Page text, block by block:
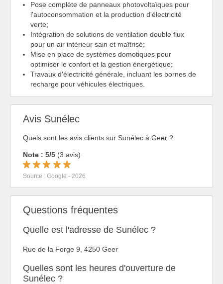
Pose complète de panneaux photovoltaïques pour
l'autoconsommation et la production d'électricité
verte;
Intégration de solutions de ventilation double flux
pour un air intérieur sain et maîtrisé;
Mise en place de systèmes domotiques pour
optimiser le confort et la gestion énergétique;
Travaux d'électricité générale, incluant les bornes de
recharge pour véhicules électriques.
Avis Sunélec
Quels sont les avis clients sur Sunélec à Geer ?
Note : 5/5 (3 avis)
Source : Google - 2026
Questions fréquentes
Quelle est l'adresse de Sunélec ?
Rue de la Forge 9, 4250 Geer
Quelles sont les heures d'ouverture de
Sunélec ?